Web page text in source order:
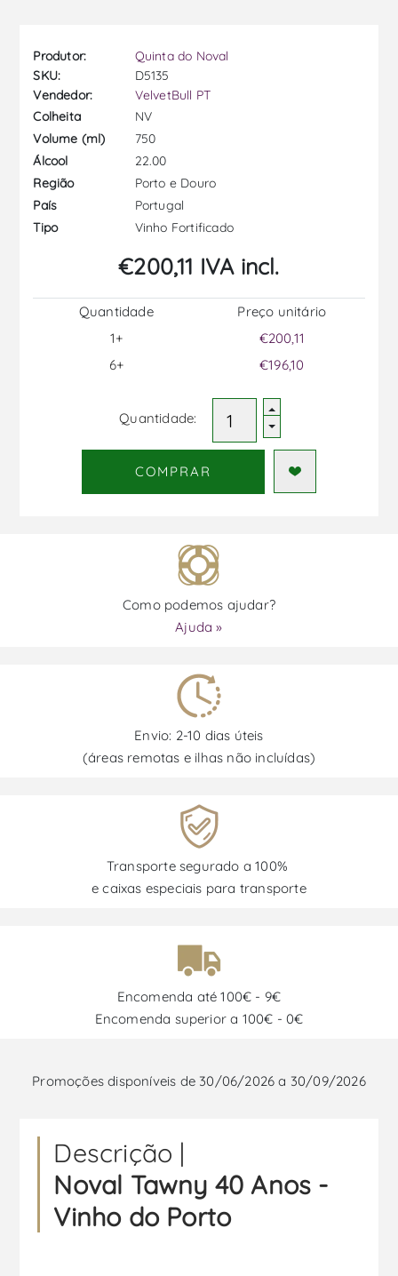
Produtor:
Quinta do Noval
SKU:
D5135
Vendedor:
VelvetBull PT
Colheita
NV
Volume (ml)
750
Álcool
22.00
Região
Porto e Douro
País
Portugal
Tipo
Vinho Fortificado
€200,11 IVA incl.
Quantidade
1+
6+
Preço unitário
€200,11
€196,10
Quantidade:
COMPRAR
Como podemos ajudar?
Ajuda »
Envio: 2-10 dias úteis
(áreas remotas e ilhas não incluídas)
Transporte segurado a 100%
e caixas especiais para transporte
Encomenda até 100€ - 9€
Encomenda superior a 100€ - 0€
Promoções disponíveis de 30/06/2026 a 30/09/2026
Descrição |
Noval Tawny 40 Anos -
Vinho do Porto